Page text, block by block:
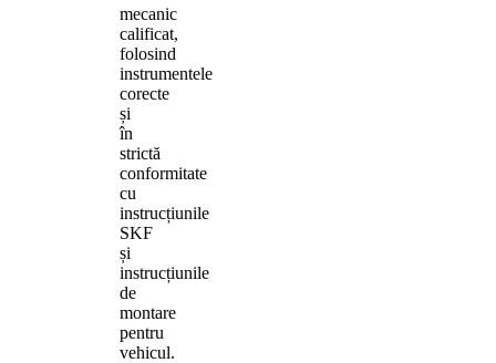
mecanic
calificat,
folosind
instrumentele
corecte
și
în
strictă
conformitate
cu
instrucțiunile
SKF
și
instrucțiunile
de
montare
pentru
vehicul.